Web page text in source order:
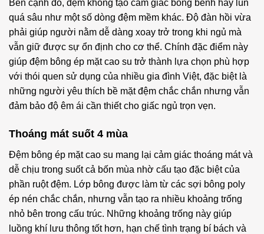
Bên cạnh đó, đệm không tạo cảm giác bồng bềnh hay lún
quá sâu như một số dòng đệm mềm khác. Độ đàn hồi vừa
phải giúp người nằm dễ dàng xoay trở trong khi ngủ mà
vẫn giữ được sự ổn định cho cơ thể. Chính đặc điểm này
giúp đệm bông ép mặt cao su trở thành lựa chọn phù hợp
với thói quen sử dụng của nhiều gia đình Việt, đặc biệt là
những người yêu thích bề mặt đệm chắc chắn nhưng vẫn
đảm bảo độ êm ái cần thiết cho giấc ngủ trọn vẹn.
Thoáng mát suốt 4 mùa
Đệm bông ép mặt cao su mang lại cảm giác thoáng mát và
dễ chịu trong suốt cả bốn mùa nhờ cấu tạo đặc biệt của
phần ruột đệm. Lớp bông được làm từ các sợi bông poly
ép nén chắc chắn, nhưng vẫn tạo ra nhiều khoảng trống
nhỏ bên trong cấu trúc. Những khoảng trống này giúp
luồng khí lưu thông tốt hơn, hạn chế tình trạng bí bách và